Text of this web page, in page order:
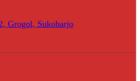
Grogol, Sukoharjo